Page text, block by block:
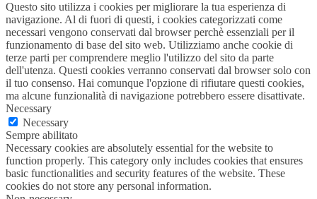
Questo sito utilizza i cookies per migliorare la tua esperienza di
navigazione. Al di fuori di questi, i cookies categorizzati come
necessari vengono conservati dal browser perchè essenziali per il
funzionamento di base del sito web. Utilizziamo anche cookie di
terze parti per comprendere meglio l'utilizzo del sito da parte
dell'utenza. Questi cookies verranno conservati dal browser solo con
il tuo consenso. Hai comunque l'opzione di rifiutare questi cookies,
ma alcune funzionalità di navigazione potrebbero essere disattivate.
Necessary
Necessary
Sempre abilitato
Necessary cookies are absolutely essential for the website to
function properly. This category only includes cookies that ensures
basic functionalities and security features of the website. These
cookies do not store any personal information.